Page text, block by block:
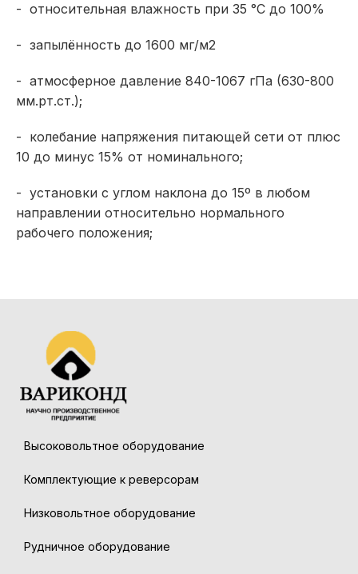
- относительная влажность при 35 °С до 100%
- запылённость до 1600 мг/м2
- атмосферное давление 840-1067 гПа (630-800
мм.рт.ст.);
- колебание напряжения питающей сети от плюс
10 до минус 15% от номинального;
- установки с углом наклона до 15º в любом
направлении относительно нормального
рабочего положения;
Высоковольтное оборудование
Комплектующие к реверсорам
Низковольтное оборудование
Рудничное оборудование